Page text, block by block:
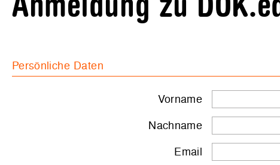
Persönliche Daten
Vorname
Nachname
Email